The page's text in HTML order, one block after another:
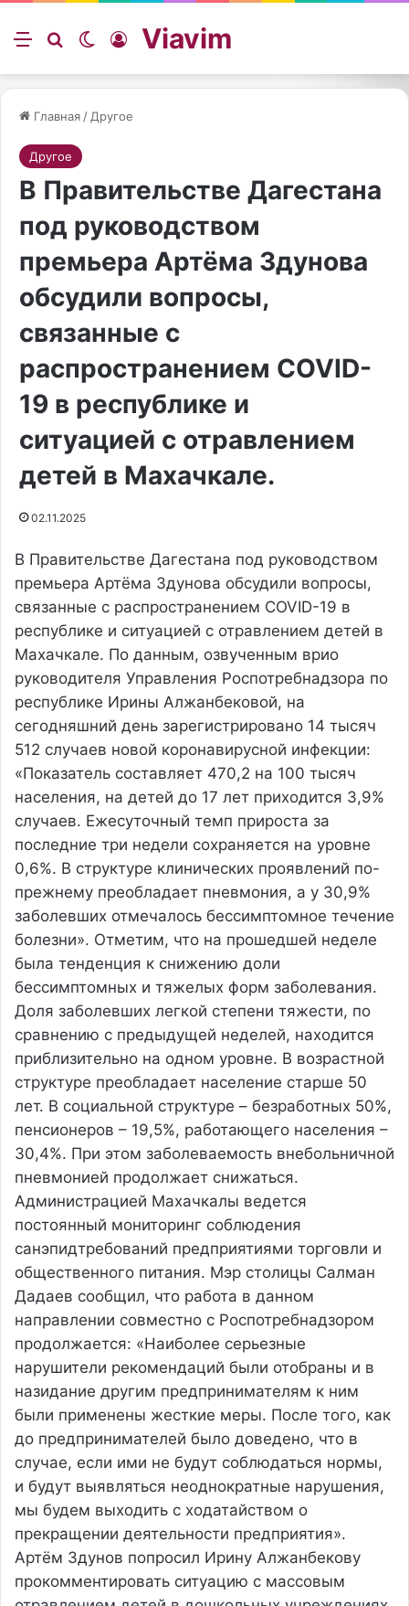
Меню ИскатьSwitch skin
Войти
Viavim
Главная / Другое
Другое
В Правительстве Дагестана
под руководством
премьера Артёма Здунова
обсудили вопросы,
связанные с
распространением COVID-
19 в республике и
ситуацией с отравлением
детей в Махачкале.
02.11.2025
В Правительстве Дагестана под руководством
премьера Артёма Здунова обсудили вопросы,
связанные с распространением COVID-19 в
республике и ситуацией с отравлением детей в
Махачкале. По данным, озвученным врио
руководителя Управления Роспотребнадзора по
республике Ирины Алжанбековой, на
сегодняшний день зарегистрировано 14 тысяч
512 случаев новой коронавирусной инфекции:
«Показатель составляет 470,2 на 100 тысяч
населения, на детей до 17 лет приходится 3,9%
случаев. Ежесуточный темп прироста за
последние три недели сохраняется на уровне
0,6%. В структуре клинических проявлений по-
прежнему преобладает пневмония, а у 30,9%
заболевших отмечалось бессимптомное течение
болезни». Отметим, что на прошедшей неделе
была тенденция к снижению доли
бессимптомных и тяжелых форм заболевания.
Доля заболевших легкой степени тяжести, по
сравнению с предыдущей неделей, находится
приблизительно на одном уровне. В возрастной
структуре преобладает население старше 50
лет. В социальной структуре – безработных 50%,
пенсионеров – 19,5%, работающего населения –
30,4%. При этом заболеваемость внебольничной
пневмонией продолжает снижаться.
Администрацией Махачкалы ведется
постоянный мониторинг соблюдения
санэпидтребований предприятиями торговли и
общественного питания. Мэр столицы Салман
Дадаев сообщил, что работа в данном
направлении совместно с Роспотребнадзором
продолжается: «Наиболее серьезные
нарушители рекомендаций были отобраны и в
назидание другим предпринимателям к ним
были применены жесткие меры. После того, как
до предпринимателей было доведено, что в
случае, если ими не будут соблюдаться нормы,
и будут выявляться неоднократные нарушения,
мы будем выходить с ходатайством о
прекращении деятельности предприятия».
Артём Здунов попросил Ирину Алжанбекову
прокомментировать ситуацию с массовым